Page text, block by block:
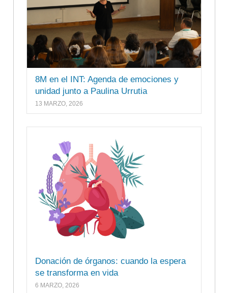
8M en el INT: Agenda de emociones y
unidad junto a Paulina Urrutia
13 MARZO, 2026
Donación de órganos: cuando la espera
se transforma en vida
6 MARZO, 2026